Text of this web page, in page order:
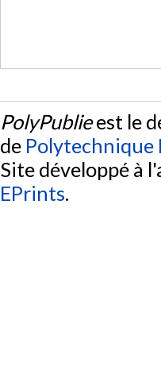
PolyPublieest le
de Polytechnique
Site développé à
EPrints.